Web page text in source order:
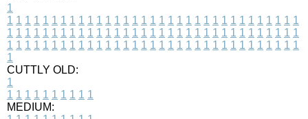
1
1 1 1 1 1 1 1 1 1 1 1 1 1 1 1 1 1 1 1 1 1 1 1 1 1 1 1 1 1 1 1 1 1
1 1 1 1 1 1 1 1 1 1 1 1 1 1 1 1 1 1 1 1 1 1 1 1 1 1 1 1 1 1 1 1 1
1 1 1 1 1 1 1 1 1 1 1 1 1 1 1 1 1 1 1 1 1 1 1 1 1 1 1 1 1 1 1 1 1
1
CUTTLY OLD:
1
1 1 1 1 1 1 1 1 1 1
MEDIUM: